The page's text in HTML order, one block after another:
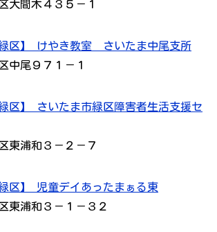
大間木４３５－１
緑区】 けやき教室 さいたま中尾支所
中尾９７１－１
区】 さいたま市緑区障害者生活支援セ
東浦和３－２－７
区】 児童デイあったまぁる東
東浦和３－１－３２